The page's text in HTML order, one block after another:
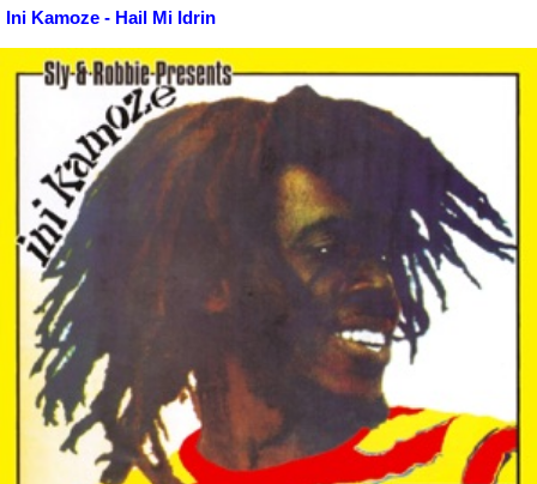
Ini Kamoze - Hail Mi Idrin